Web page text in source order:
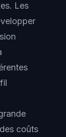
Les
coûts